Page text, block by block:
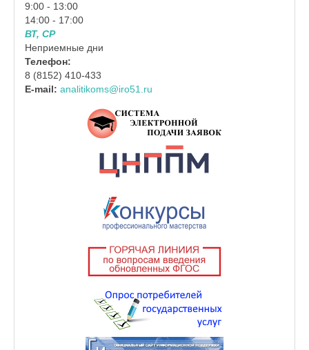
9:00 - 13:00
14:00 - 17:00
ВТ, СР
Неприемные дни
Телефон:
8 (8152) 410-433
E-mail: analitikoms@iro51.ru